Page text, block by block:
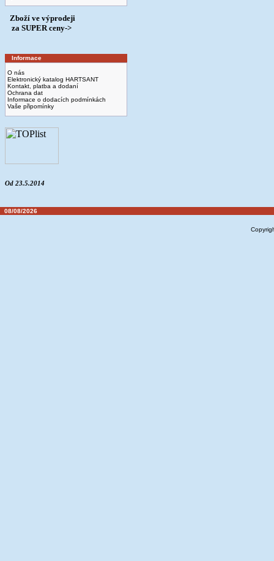
Zboží ve výprodeji
­ za SUPER ceny->
Informace
O nás
Elektronický katalog HARTSANT
Kontakt, platba a dodaní
Ochrana dat
Informace o dodacích podmínkách
Vaše připomínky
Od 23.5.2014
08/08/2026